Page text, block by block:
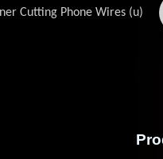
Cutting Phone Wires (u)